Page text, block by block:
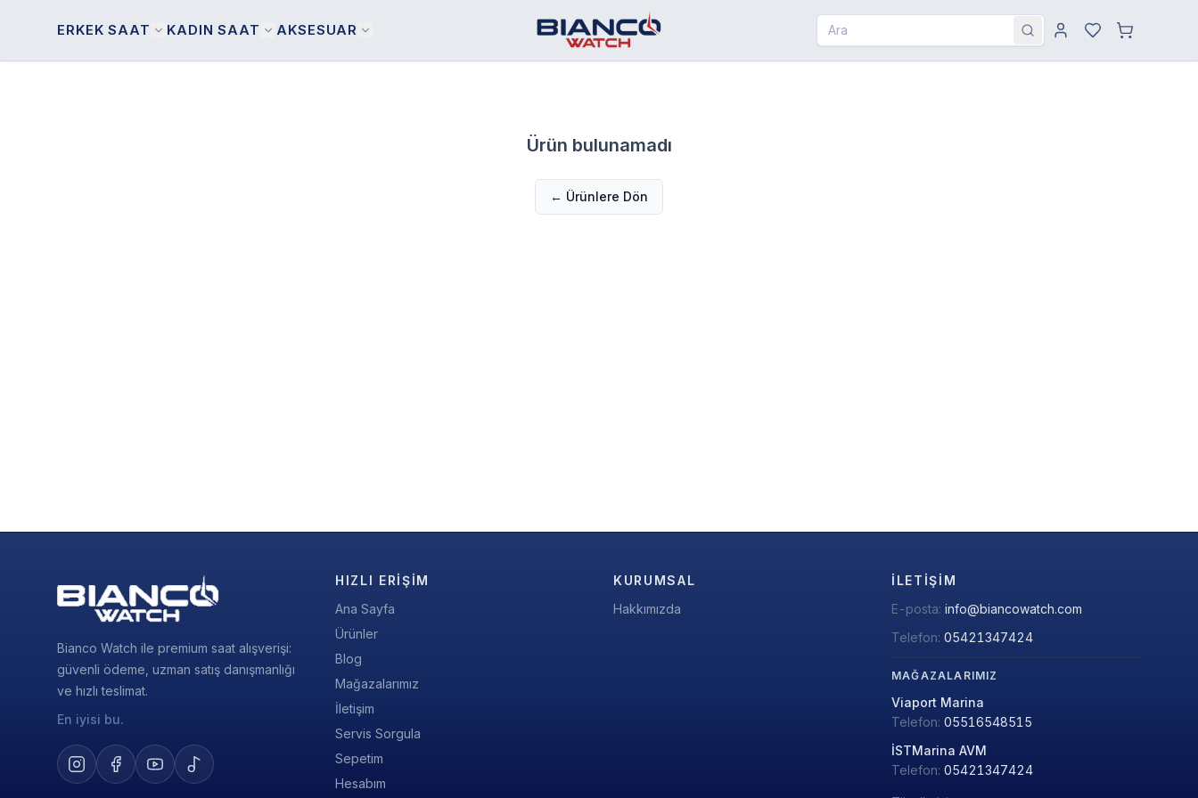
ERKEK SAAT KADIN SAAT AKSESUAR
Ürün bulunamadı
← Ürünlere Dön
Bianco Watch ile premium saat alışverişi:
güvenli ödeme, uzman satış danışmanlığı
ve hızlı teslimat.
En iyisi bu.
HIZLI ERIŞIM
Ana Sayfa
Ürünler
Blog
Mağazalarımız
İletişim
Servis Sorgula
Sepetim
Hesabım
KURUMSAL
Hakkımızda
İLETIŞIM
E-posta: info@biancowatch.com
Telefon: 05421347424
MAĞAZALARIMIZ
Viaport Marina
Telefon: 05516548515
İSTMarina AVM
Telefon: 05421347424